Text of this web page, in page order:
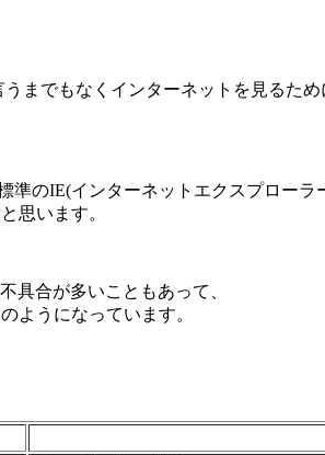
までもなくインターネットを見るため
準のIE(インターネットエクスプローラ
思います。
具合が多いこともあって、
ようになっています。